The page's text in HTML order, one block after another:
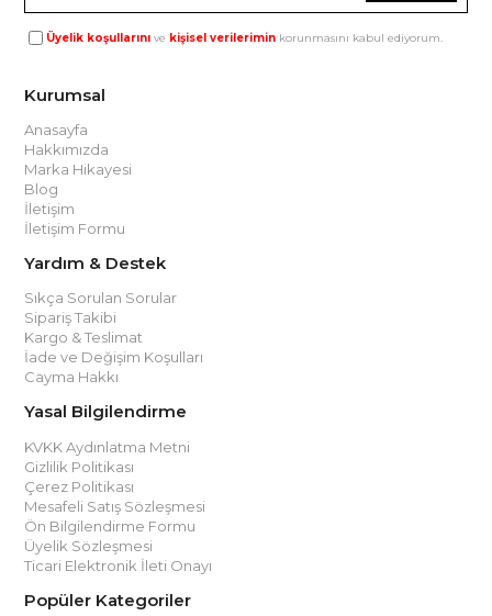
Üyelik koşullarını ve kişisel verilerimin korunmasını kabul ediyorum.
Kurumsal
Anasayfa
Hakkımızda
Marka Hikayesi
Blog
İletişim
İletişim Formu
Yardım & Destek
Sıkça Sorulan Sorular
Sipariş Takibi
Kargo & Teslimat
İade ve Değişim Koşulları
Cayma Hakkı
Yasal Bilgilendirme
KVKK Aydınlatma Metni
Gizlilik Politikası
Çerez Politikası
Mesafeli Satış Sözleşmesi
Ön Bilgilendirme Formu
Üyelik Sözleşmesi
Ticari Elektronik İleti Onayı
Popüler Kategoriler